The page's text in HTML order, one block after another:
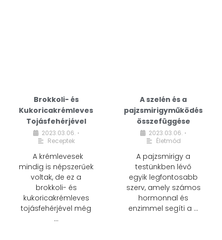
Brokkoli- és
Kukoricakrémleves
Tojásfehérjével
2023.03.06. •
Receptek
A krémlevesek
mindig is népszerűek
voltak, de ez a
brokkoli- és
kukoricakrémleves
tojásfehérjével még
…
A szelén és a
pajzsmirigyműködés
összefüggése
2023.03.06. •
Életmód
A pajzsmirigy a
testünkben lévő
egyik legfontosabb
szerv, amely számos
hormonnal és
enzimmel segíti a …